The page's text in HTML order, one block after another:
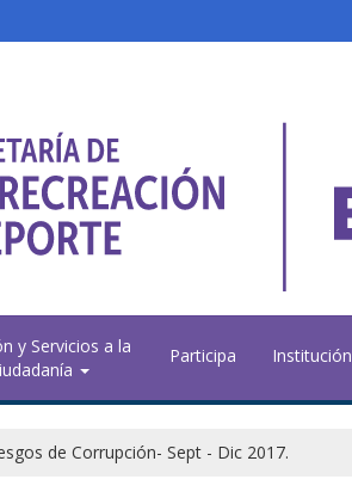
y Servicios a la
Participa Institución
de Corrupción- Sept - Dic 2017.